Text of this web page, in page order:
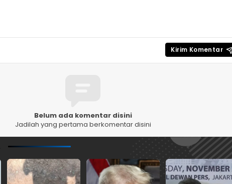
Belum ada komentar disini
Jadilah yang pertama berkomentar disini